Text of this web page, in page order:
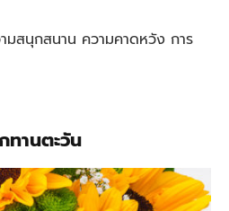
สนุกสนาน ความคาดหวัง การ
ทานตะวัน